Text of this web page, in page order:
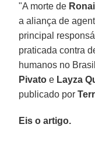
"A morte de
a aliança de
principal
praticada contra
humanos no
Pivato e Layza
publicado por
Eis o artigo.